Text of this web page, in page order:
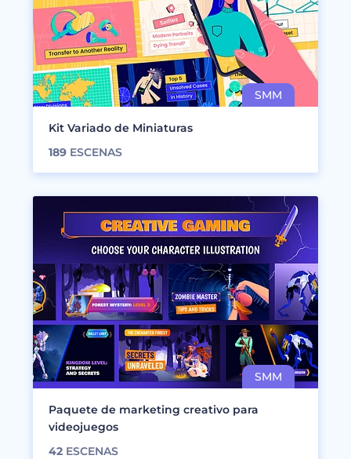
Kit Variado de Miniaturas
189 ESCENAS
Paquete de marketing creativo para
videojuegos
42 ESCENAS